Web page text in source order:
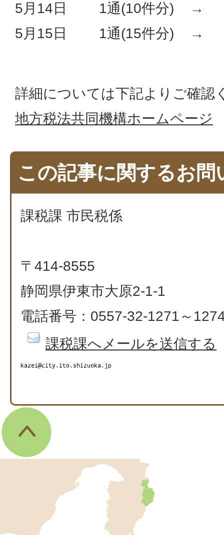
5月14日 1通(10件分) →
5月15日 1通(15件分) →
詳細については下記よりご確認
地方税法共同機構ホームページ
この記事に関するお問
課税課 市民税係
〒414-8555
静岡県伊東市大原2-1-1
電話番号：0557-32-1271～
課税課へメールを送信する